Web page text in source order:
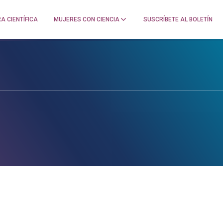
CIENTÍFICA MUJERES CON CIENCIA SUSCRÍBETE AL BOLETÍN